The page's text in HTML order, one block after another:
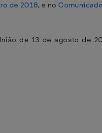
de 2018, e no
de 13 de agosto de